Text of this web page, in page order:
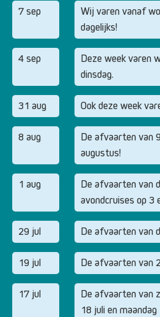
7 sep
Wij varen vanaf
dagelijks!
4 sep
Deze week varen
dinsdag.
31 aug Ook deze week
8 aug
De afvaarten van
augustus!
1 aug
De afvaarten van
avondcruises op 3
29 jul De afvaarten van
19 jul De afvaarten van
17 jul
De afvaarten van
18 juli en maandag